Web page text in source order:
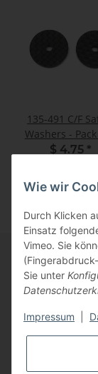
135-491 C/F
Washers -
$ 4.75 *
Informationen
Wie wir
Durch Klicken
Einsatz
Vimeo. Sie
Sie unter
Impressum